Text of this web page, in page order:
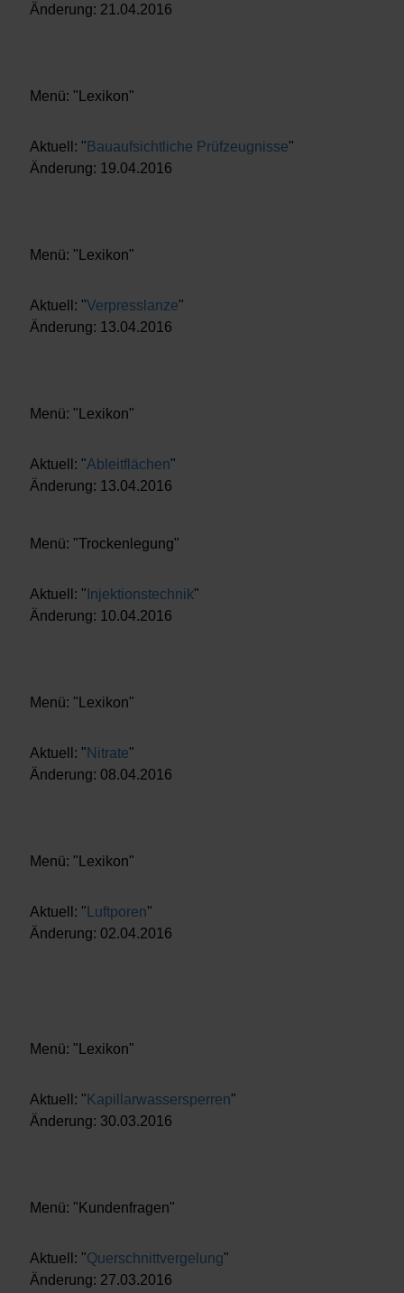
Änderung: 21.04.2016
Menü: "Lexikon"
Aktuell: " Bauaufsichtliche Prüfzeugnisse"
Änderung: 19.04.2016
Menü: "Lexikon"
Aktuell: "Verpresslanze"
Änderung: 13.04.2016
Menü: "Lexikon"
Aktuell: "Ableitflächen"
Änderung: 13.04.2016
Menü: "Trockenlegung"
Aktuell: " Injektionstechnik"
Änderung: 10.04.2016
Menü: "Lexikon"
Aktuell: " Nitrate"
Änderung: 08.04.2016
Menü: "Lexikon"
Aktuell: " Luftporen"
Änderung: 02.04.2016
Menü: "Lexikon"
Aktuell: " Kapillarwassersperren"
Änderung: 30.03.2016
Menü: "Kundenfragen"
Aktuell: "Querschnittvergelung"
Änderung: 27.03.2016